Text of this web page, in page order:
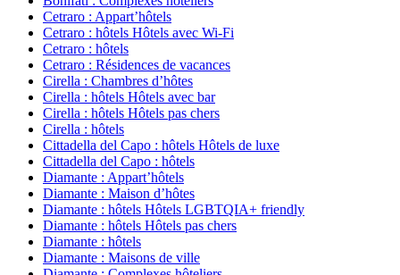
Cetraro : Appart’hôtels
Cetraro : hôtels Hôtels avec Wi-Fi
Cetraro : hôtels
Cetraro : Résidences de vacances
Cirella : Chambres d’hôtes
Cirella : hôtels Hôtels avec bar
Cirella : hôtels Hôtels pas chers
Cirella : hôtels
Cittadella del Capo : hôtels Hôtels de luxe
Cittadella del Capo : hôtels
Diamante : Appart’hôtels
Diamante : Maison d’hôtes
Diamante : hôtels Hôtels LGBTQIA+ friendly
Diamante : hôtels Hôtels pas chers
Diamante : hôtels
Diamante : Maisons de ville